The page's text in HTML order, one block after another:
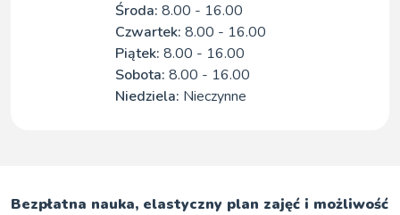
Środa: 8.00 - 16.00
Czwartek: 8.00 - 16.00
Piątek: 8.00 - 16.00
Sobota: 8.00 - 16.00
Niedziela: Nieczynne
Bezpłatna nauka, elastyczny plan zajęć i możliwość